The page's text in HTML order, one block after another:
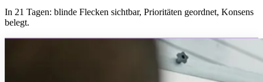
In 21 Tagen: blinde Flecken sichtbar, Prioritäten geordnet, Konsens
belegt.